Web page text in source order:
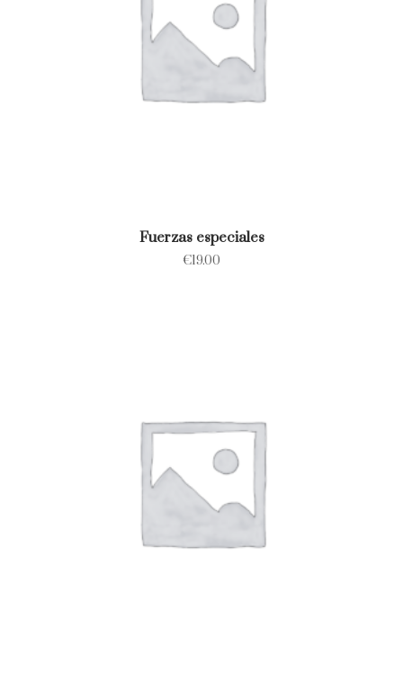
Fuerzas especiales
€19.00